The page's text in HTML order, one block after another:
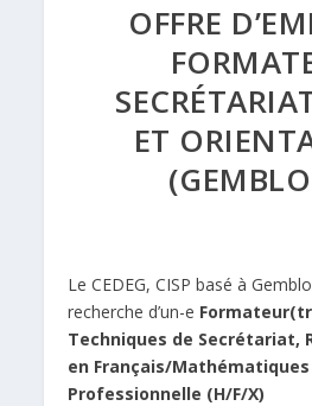
OFFRE
ET
LeCEDEG, CISP basé à
recherche d’un-e
Techniques de Secrétariat,
en Français/
Professionnelle (H/F/X)